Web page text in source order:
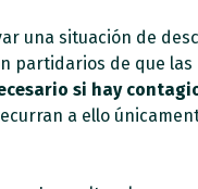
una situación de
de que las
si hay
a ello